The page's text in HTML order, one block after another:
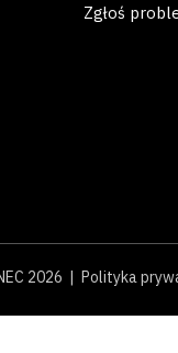
Zgłoś
2026 |Polityka